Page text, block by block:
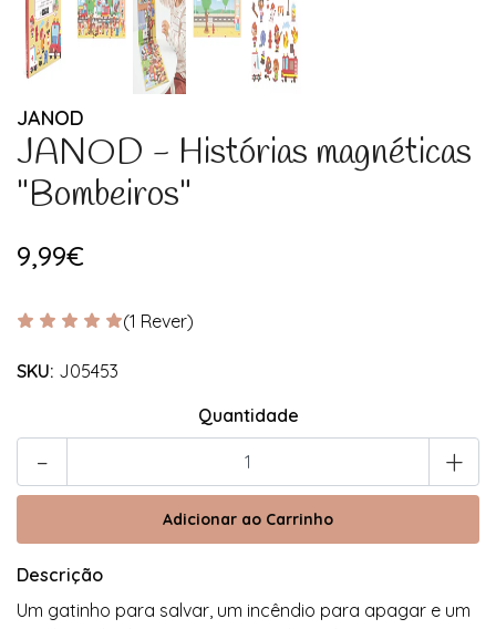
JANOD
JANOD - Histórias magnéticas
"Bombeiros"
9,99€
(1 Rever)
SKU: J05453
Quantidade
- +
Descrição
Um gatinho para salvar, um incêndio para apagar e um